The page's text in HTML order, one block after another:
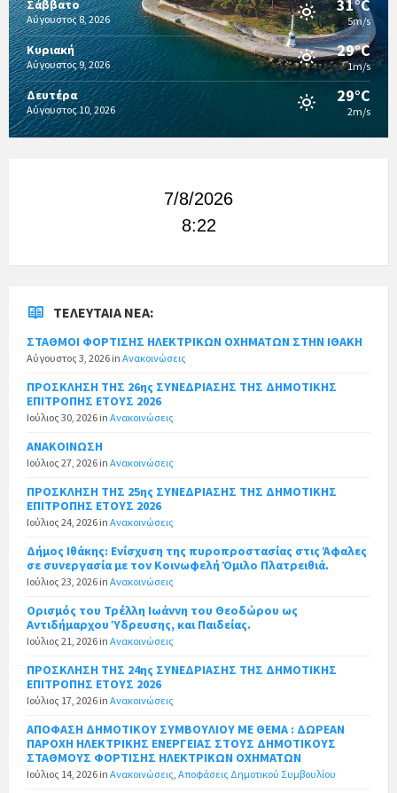
Σάββατο
Αύγουστος 8, 2026
31°C
5m/s
Κυριακή
Αύγουστος 9, 2026
29°C
1m/s
Δευτέρα
Αύγουστος 10, 2026
29°C
2m/s
7/8/2026
8:22
ΤΕΛΕΥΤΑΊΑ ΝΈΑ:
ΣΤΑΘΜΟΙ ΦΟΡΤΙΣΗΣ ΗΛΕΚΤΡΙΚΩΝ ΟΧΗΜΑΤΩΝ ΣΤΗΝ ΙΘΑΚΗ
Αύγουστος 3, 2026 in Ανακοινώσεις
ΠΡΟΣΚΛΗΣΗ ΤΗΣ 26ης ΣΥΝΕΔΡΙΑΣΗΣ ΤΗΣ ΔΗΜΟΤΙΚΗΣ
ΕΠΙΤΡΟΠΗΣ ΕΤΟΥΣ 2026
Ιούλιος 30, 2026 in Ανακοινώσεις
ΑΝΑΚΟΙΝΩΣΗ
Ιούλιος 27, 2026 in Ανακοινώσεις
ΠΡΟΣΚΛΗΣΗ ΤΗΣ 25ης ΣΥΝΕΔΡΙΑΣΗΣ ΤΗΣ ΔΗΜΟΤΙΚΗΣ
ΕΠΙΤΡΟΠΗΣ ΕΤΟΥΣ 2026
Ιούλιος 24, 2026 in Ανακοινώσεις
Δήμος Ιθάκης: Ενίσχυση της πυροπροστασίας στις Άφαλες
σε συνεργασία με τον Κοινωφελή Όμιλο Πλατρειθιά.
Ιούλιος 23, 2026 in Ανακοινώσεις
Ορισμός του Τρέλλη Ιωάννη του Θεοδώρου ως
Αντιδήμαρχου Ύδρευσης, και Παιδείας.
Ιούλιος 21, 2026 in Ανακοινώσεις
ΠΡΟΣΚΛΗΣΗ ΤΗΣ 24ης ΣΥΝΕΔΡΙΑΣΗΣ ΤΗΣ ΔΗΜΟΤΙΚΗΣ
ΕΠΙΤΡΟΠΗΣ ΕΤΟΥΣ 2026
Ιούλιος 17, 2026 in Ανακοινώσεις
ΑΠΟΦΑΣΗ ΔΗΜΟΤΙΚΟΥ ΣΥΜΒΟΥΛΙΟΥ ΜΕ ΘΕΜΑ : ΔΩΡΕΑΝ
ΠΑΡΟΧΗ ΗΛΕΚΤΡΙΚΗΣ ΕΝΕΡΓΕΙΑΣ ΣΤΟΥΣ ΔΗΜΟΤΙΚΟΥΣ
ΣΤΑΘΜΟΥΣ ΦΟΡΤΙΣΗΣ ΗΛΕΚΤΡΙΚΩΝ ΟΧΗΜΑΤΩΝ
Ιούλιος 14, 2026 in Ανακοινώσεις Αποφάσεις Δημοτικού Συμβουλίου